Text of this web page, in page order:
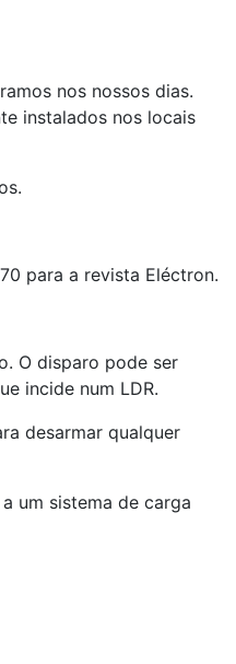
nos nossos dias.
instalados nos locais
para a revista Eléctron.
O disparo pode ser
incide num LDR.
desarmar qualquer
um sistema de carga